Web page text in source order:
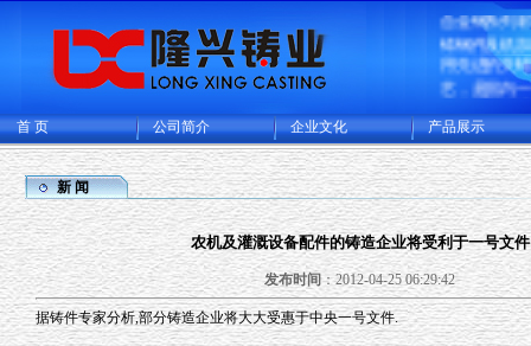
合金钢系列
铸钢件及机
用先进的失
艺，是国内
造的大型的
生产基地，
厂和CNC机
可供精密铸
铸成品件
主要出口欧
多国家。
首 页 公司简介 企业文化 产品展示
新 闻
农机及灌溉设备配件的铸造企业将受利于一号文件
发布时间：2012-04-25 06:29:42
据铸件专家分析,部分铸造企业将大大受惠于中央一号文件.